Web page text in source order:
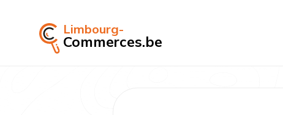
Limbourg-
Commerces.be